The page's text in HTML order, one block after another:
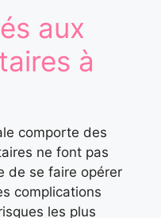
aux
à
comporte des
ne font pas
de se faire opérer
complications
les plus